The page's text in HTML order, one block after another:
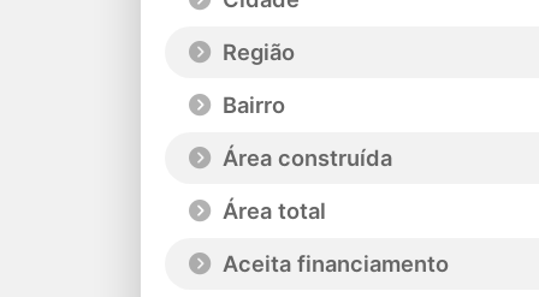
Região
Bairro
Área construída
Área total
Aceita financiamento